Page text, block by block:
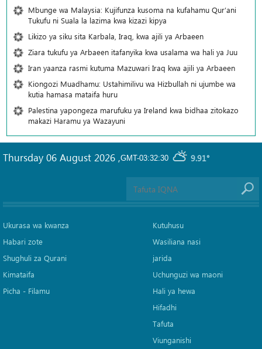
Mbunge wa Malaysia: Kujifunza kusoma na kufahamu Qur’ani
Tukufu ni Suala la lazima kwa kizazi kipya
Likizo ya siku sita Karbala, Iraq, kwa ajili ya Arbaeen
Ziara tukufu ya Arbaeen itafanyika kwa usalama wa hali ya Juu
Iran yaanza rasmi kutuma Mazuwari Iraq kwa ajili ya Arbaeen
Kiongozi Muadhamu: Ustahimilivu wa Hizbullah ni ujumbe wa
kutia hamasa mataifa huru
Palestina yapongeza marufuku ya Ireland kwa bidhaa zitokazo
makazi Haramu ya Wazayuni
GMT-03:32:30 9.91°
Thursday 06 August 2026 ,
Ukurasa wa kwanza
Habari zote
Shughuli za Qurani
Kimataifa
Picha‎ - Filamu‎
Kutuhusu
Wasiliana nasi
jarida
Uchunguzi wa maoni
Hali ya hewa
Hifadhi
Tafuta
Viunganishi